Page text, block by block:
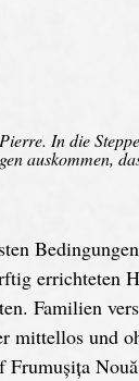
In die
auskommen,
errichteten
Familien
mittellos und